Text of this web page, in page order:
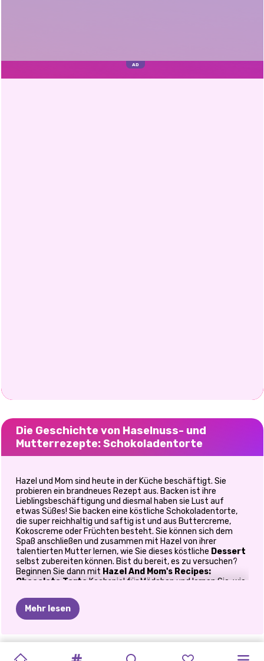
Die Geschichte von Haselnuss- und
Mutterrezepte: Schokoladentorte
Hazel und Mom sind heute in der Küche beschäftigt. Sie
probieren ein brandneues Rezept aus. Backen ist ihre
Lieblingsbeschäftigung und diesmal haben sie Lust auf
etwas Süßes! Sie backen eine köstliche Schokoladentorte,
die super reichhaltig und saftig ist und aus Buttercreme,
Kokoscreme oder Früchten besteht. Sie können sich dem
Spaß anschließen und zusammen mit Hazel von ihrer
talentierten Mutter lernen, wie Sie dieses köstliche Dessert
selbst zubereiten können. Bist du bereit, es zu versuchen?
Beginnen Sie dann mit Hazel And Mom's Recipes:
Chocolate Torte Kochspiel für Mädchen und lernen Sie, wie
Zuallererst müssen Sie und Hazel alle benötigten Zutaten
finden. Hazels Mutter hat die Liste mit allem, was sie braucht,
Kühlschrank durchsuchen und sie alle finden. Kannst du sie
Mehr lesen
HASELNUSS-
CAKE-POP-